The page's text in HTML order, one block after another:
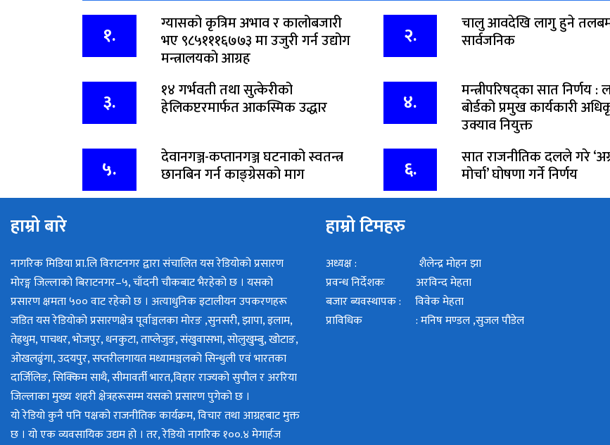
१. ग्यासको कृत्रिम अभाव र कालोबजारी
भए ९८५१११६७७३ मा उजुरी गर्न उद्योग
मन्त्रालयकाे आग्रह
२. चालु आवदेखि लागु हुने
सार्वजनिक
३. १४ गर्भवती तथा सुत्केरीको
हेलिकप्टरमार्फत आकस्मिक उद्धार ४. मन्त्रीपरिषद्का सात निर्णय :
बोर्डको प्रमुख कार्यकारी
उक्याव नियुक्त
५. देवानगञ्ज-कप्तानगञ्ज घटनाको स्वतन्त्र
छानबिन गर्न काङ्ग्रेसको माग ६. सात राजनीतिक दलले गरे
मोर्चा’ घोषणा गर्ने निर्णय
हाम्रो बारे
नागरिक मिडिया प्रा.लि विराटनगर द्वारा संचालित यस रेडियोको प्रसारण
मोरङ्ग जिल्लाको बिराटनगर–५, चाँदनी चौकबाट भैरहेको छ । यसको
प्रसारण क्षमता ५०० वाट रहेको छ । अत्याधुनिक इटालीयन उपकरणहरू
जडित यस रेडियोको प्रसारणक्षेत्र पूर्वाञ्चलका मोरङ ,सुनसरी, झापा, इलाम,
तेह्रथुम, पाचथर, भोजपुर, धनकुटा, ताप्लेजुङ, संखुवासभा, सोलुखुम्बु, खोटाङ,
ओखलढुंगा, उदयपुर, सप्तरीलगायत मध्यामञ्चलको सिन्धुली एवं भारतका
दार्जिलिङ, सिक्किम साथै, सीमावर्ती भारत,विहार राज्यको सुपौल र अररिया
जिल्लाका मुख्य शहरी क्षेत्रहरूसम्म यसको प्रसारण पुगेको छ ।
यो रेडियो कुनै पनि पक्षको राजनीतिक कार्यक्रम, विचार तथा आग्रहबाट मुक्त
छ । यो एक व्यवसायिक उद्यम हो । तर, रेडियो नागरिक १००.४ मेगार्हज
हाम्रो टिमहरु
अध्यक्ष : शैलेन्द्र मोहन झा
प्रवन्ध निर्देशकः अरविन्द मेहता
बजार ब्यवस्थापक : विवेक मेहता
प्राविधिक : मनिष मण्डल ,सुजल पौडेल